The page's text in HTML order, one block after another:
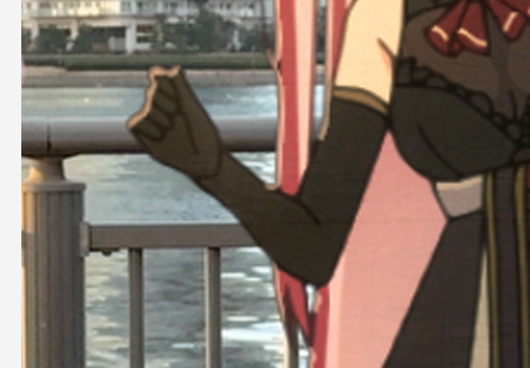
COLLABORATION
SUPPORT ADVERTISING
OFFICIAL SHOP
HOLODULE
会社概要
プライバシーポリシー
未成年の方々へのお願い
二次創作ガイドライン